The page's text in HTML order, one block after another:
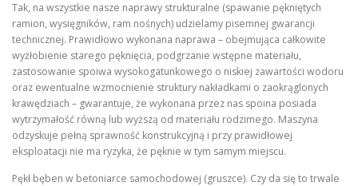
Tak, na wszystkie nasze naprawy strukturalne (spawanie pękniętych
ramion, wysięgników, ram nośnych) udzielamy pisemnej gwarancji
technicznej. Prawidłowo wykonana naprawa – obejmująca całkowite
wyżłobienie starego pęknięcia, podgrzanie wstępne materiału,
zastosowanie spoiwa wysokogatunkowego o niskiej zawartości wodoru
oraz ewentualne wzmocnienie struktury nakładkami o zaokrąglonych
krawędziach – gwarantuje, że wykonana przez nas spoina posiada
wytrzymałość równą lub wyższą od materiału rodzimego. Maszyna
odzyskuje pełną sprawność konstrukcyjną i przy prawidłowej
eksploatacji nie ma ryzyka, że pęknie w tym samym miejscu.
Pękł bęben w betoniarce samochodowej (gruszce). Czy da się to trwale